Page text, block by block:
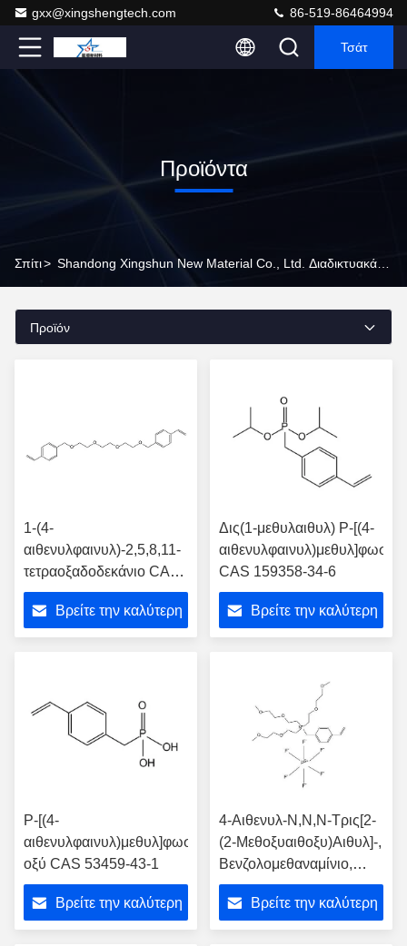
gxx@xingshengtech.com 86-519-86464994
Τσάτ
Προϊόντα
Σπίτι>
Προϊόν
1-(4-
αιθενυλφαινυλ)-2,5,8,11-
τετραοξαδοδεκάνιο CAS
59990-85-1
Βρείτε την καλύτερη
Δις(1-μεθυλαιθυλ) P-[(4-
CAS 159358-34-6
Βρείτε την καλύτερη
Ρ-[(4-
αιθενυλφαινυλ)μεθυλ]φωσφονικό
οξύ CAS 53459-43-1
Βρείτε την καλύτερη
4-Αιθενυλ-Ν,Ν,Ν-Τρις[2-
(2-Μεθοξυαιθοξυ)Αιθυλ]-,
Βενζολομεθαναμίνιο,
Εξαφθοροφωσφορικό
(1-) (1:1) CAS 1227829-
59-5
Βρείτε την καλύτερη